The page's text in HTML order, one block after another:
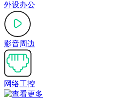
外设办公
影音周边
网络工控